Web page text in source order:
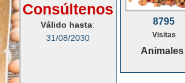
Consúltenos
Válido hasta:
31/08/2030
8795
Visitas